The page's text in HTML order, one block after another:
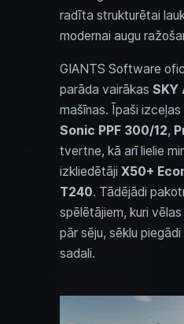
radīta strukturētai
modernai augu
GIANTS Software
parāda vairākas SKY
mašīnas. Īpaši
Sonic PPF 300/12,
tvertne, kā arī lielie
izkliedētāji X50+
T240. Tādējādi
spēlētājiem, kuri
pār sēju, sēklu
sadali.